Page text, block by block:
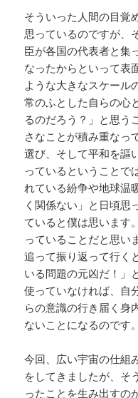
そういった人間の目覚
思っているのですが、
臣が各国の代表者と集
なったからといって表
ような大きなスケール
常のふとした自らの心
るのだろう？」と思う
さなことが積み重なっ
選び、そして平和を謳
っているということで
れている紛争や地球温
く関係ない」と日頃思
ていると僕は思います
っていることだと思い
追って振り返って行く
いる問題の元凶だ！」
使っていなければ、自
らの意識の行き届く身
ないことになるのです。
今回、広い宇宙の仕組
をしてきましたが、そ
ったことを生み出すの